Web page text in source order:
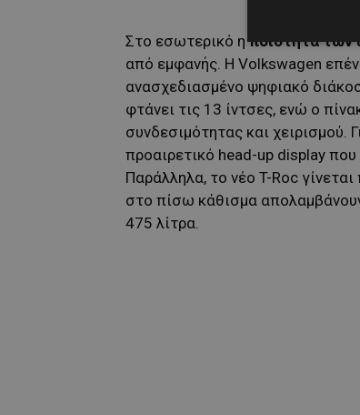
Στο εσωτερικό ηποιότητα των
από εμφανής. Η Volkswagen
ανασχεδιασμένο ψηφιακό
φτάνει τις 13 ίντσες, ενώ ο
συνδεσιμότητας και χειρισμού.
προαιρετικό head-up display
Παράλληλα, το νέο T-Roc
στο πίσω κάθισμα
475 λίτρα.